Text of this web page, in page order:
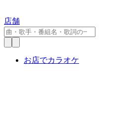
店舗
お店でカラオケ